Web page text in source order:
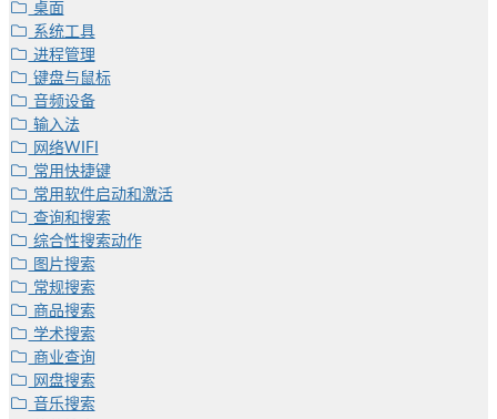
桌面
系统工具
进程管理
键盘与鼠标
音频设备
输入法
网络WIFI
常用快捷键
常用软件启动和激活
查询和搜索
综合性搜索动作
图片搜索
常规搜索
商品搜索
学术搜索
商业查询
网盘搜索
音乐搜索